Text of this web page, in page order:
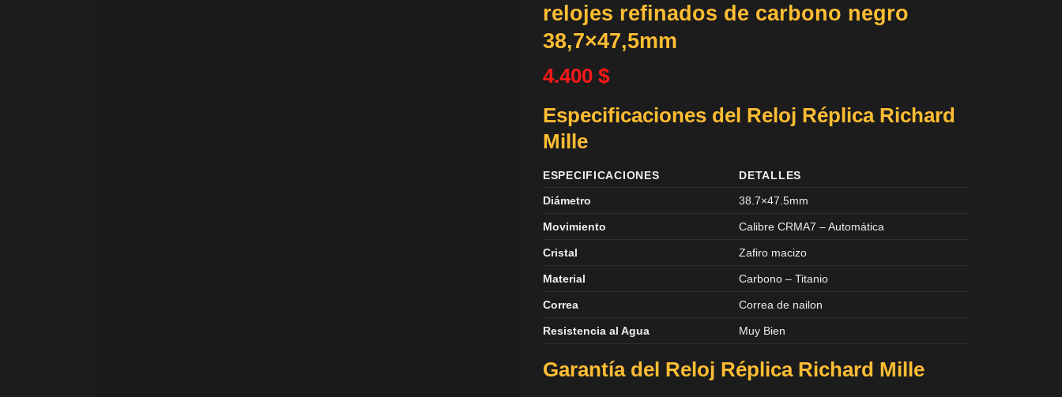
relojes refinados de carbono negro
38,7×47,5mm
4.400 $
Especificaciones del Reloj Réplica Richard
Mille
ESPECIFICACIONES
DETALLES
Diámetro
38.7×47.5mm
Movimiento Calibre CRMA7 – Automática
Cristal Zafiro macizo
Material Carbono – Titanio
Correa Correa de nailon
Resistencia al Agua Muy Bien
Garantía del Reloj Réplica Richard Mille